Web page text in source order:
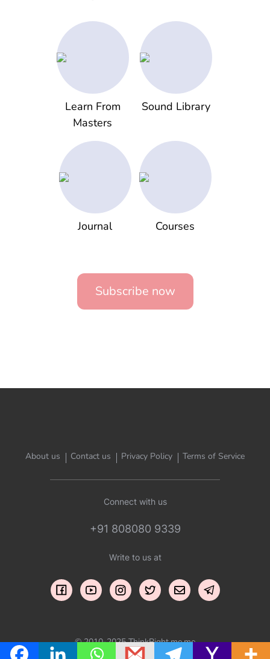
Learn From
Masters
Sound Library
Journal Courses
Subscribe now
About us Contact us Privacy Policy Terms of Service
Connect with us
+91 808080 9339
Write to us at
© 2010-2025 ThinkRight.me.me